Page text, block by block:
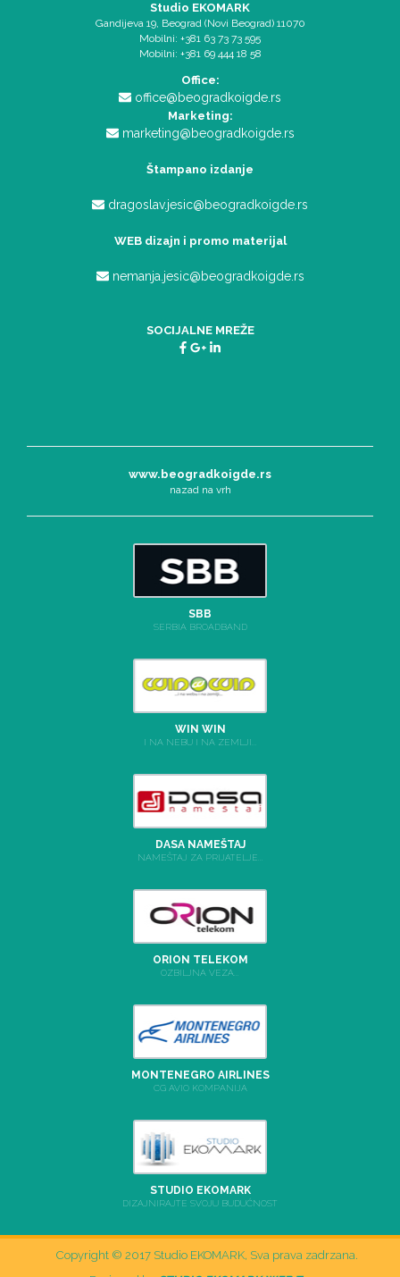
Studio EKOMARK
Gandijeva 19, Beograd (Novi Beograd) 11070
Mobilni: +381 63 73 73 595
Mobilni: +381 69 444 18 58
Office:
office@beogradkoigde.rs
Marketing:
marketing@beogradkoigde.rs
Štampano izdanje
dragoslav.jesic@beogradkoigde.rs
WEB dizajn i promo materijal
nemanja.jesic@beogradkoigde.rs
SOCIJALNE MREŽE
www.beogradkoigde.rs
nazad na vrh
SBB
SERBIA BROADBAND
WIN WIN
I NA NEBU I NA ZEMLJI...
DASA NAMEŠTAJ
NAMEŠTAJ ZA PRIJATELJE...
ORION TELEKOM
OZBILJNA VEZA...
MONTENEGRO AIRLINES
CG AVIO KOMPANIJA
STUDIO EKOMARK
DIZAJNIRAJTE SVOJU BUDUĆNOST
Copyright © 2017 Studio EKOMARK, Sva prava zadrzana.